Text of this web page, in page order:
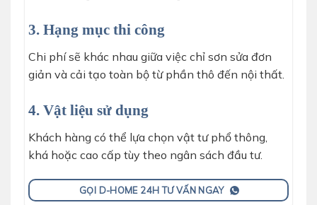
3. Hạng mục thi công
Chi phí sẽ khác nhau giữa việc chỉ sơn sửa đơn
giản và cải tạo toàn bộ từ phần thô đến nội thất.
4. Vật liệu sử dụng
Khách hàng có thể lựa chọn vật tư phổ thông,
khá hoặc cao cấp tùy theo ngân sách đầu tư.
GỌI D-HOME 24H TƯ VẤN NGAY